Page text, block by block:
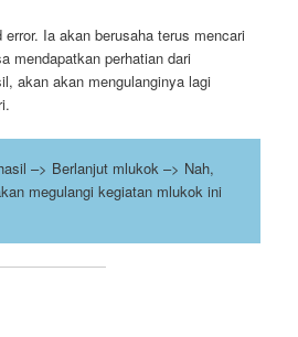
Ia akan berusaha terus mencari
mendapatkan perhatian dari
akan akan mengulanginya lagi
–> Berlanjut mlukok –> Nah,
megulangi kegiatan mlukok ini